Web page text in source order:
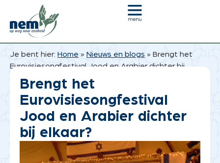
Je bent hier: Home » Nieuws en blogs » Brengt het
Eurovisiesongfestival Jood en Arabier dichter bij
elkaar?Brengt het
Eurovisiesongfestival
Jood en Arabier dichter
bij elkaar?